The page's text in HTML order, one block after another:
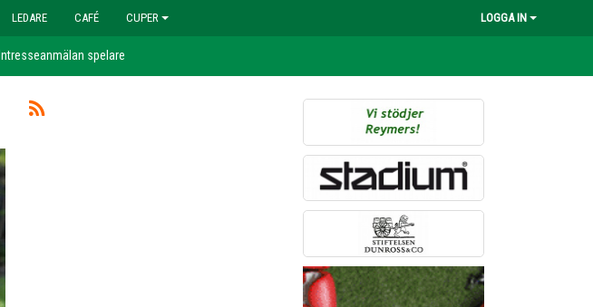
LEDARE CAFÉ CUPER LOGGA IN
Intresseanmälan spelare